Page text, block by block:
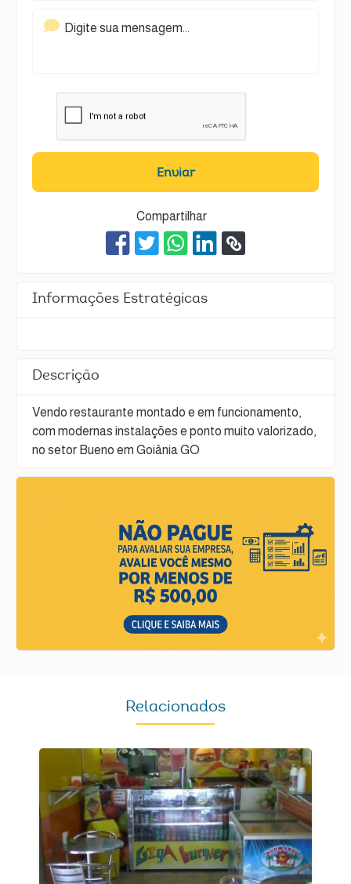
Enviar
Compartilhar
Informações Estratégicas
Descrição
Vendo restaurante montado e em funcionamento,
com modernas instalações e ponto muito valorizado,
no setor Bueno em Goiânia GO
Relacionados